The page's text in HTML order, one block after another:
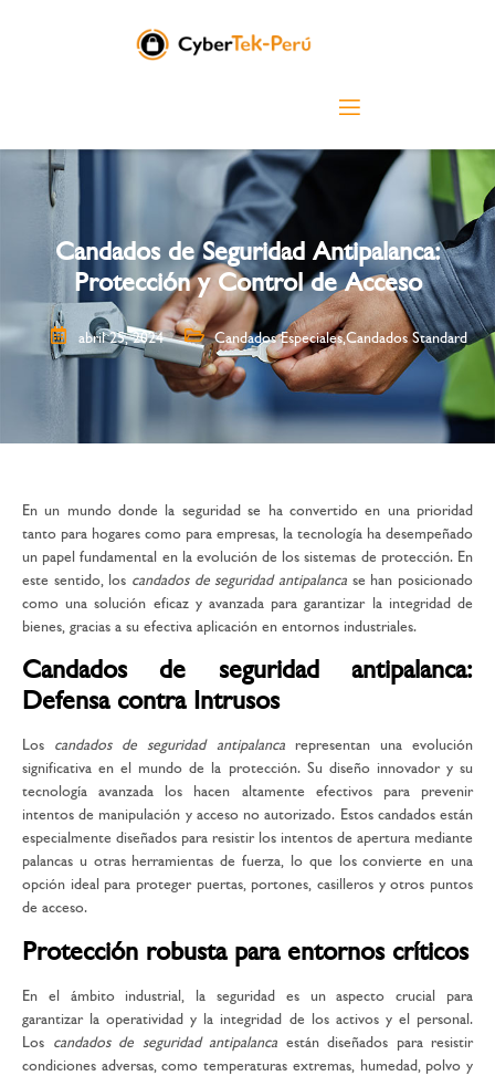
Candados de Seguridad Antipalanca:
Protección y Control de Acceso
abril 25, 2024 Candados Especiales,Candados Standard
En un mundo donde la seguridad se ha convertido en una prioridad
tanto para hogares como para empresas, la tecnología ha desempeñado
un papel fundamental en la evolución de los sistemas de protección. En
este sentido, los candados de seguridad antipalanca se han posicionado
como una solución eficaz y avanzada para garantizar la integridad de
bienes, gracias a su efectiva aplicación en entornos industriales.
Candados de seguridad antipalanca:
Defensa contra Intrusos
Los candados de seguridad antipalancarepresentan una evolución
significativa en el mundo de la protección. Su diseño innovador y su
tecnología avanzada los hacen altamente efectivos para prevenir
intentos de manipulación y acceso no autorizado. Estos candados están
especialmente diseñados para resistir los intentos de apertura mediante
palancas u otras herramientas de fuerza, lo que los convierte en una
opción ideal para proteger puertas, portones, casilleros y otros puntos
de acceso.
Protección robusta para entornos críticos
En el ámbito industrial, la seguridad es un aspecto crucial para
garantizar la operatividad y la integridad de los activos y el personal.
Los candados de seguridad antipalanca están diseñados para resistir
condiciones adversas, como temperaturas extremas, humedad, polvo y